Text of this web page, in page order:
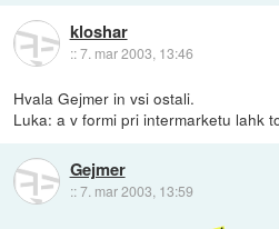
kloshar
::7. mar 2003, 13:46
Hvala Gejmer in vsi ostali.
Luka: a v formi pri intermarketu lahk
Gejmer
::7. mar 2003, 13:59